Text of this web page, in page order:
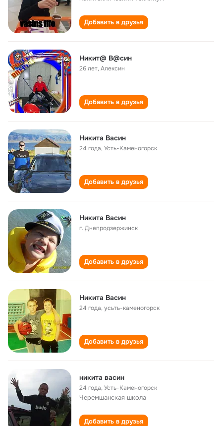
Добавить в друзья
Никит@ В@син
26 лет,Алексин
Добавить в друзья
Никита Васин
24 года,Усть-Каменогорск
Добавить в друзья
Никита Васин
г. Днепродзержинск
Добавить в друзья
Никита Васин
24 года,усьть-каменогорск
Добавить в друзья
никита васин
24 года,Усть-Каменогорск
Черемшанская школа
Добавить в друзья